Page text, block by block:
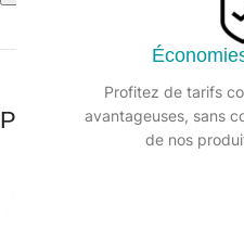
Profitez de tarifs
avantageuses, sans
de nos
Produits similaires